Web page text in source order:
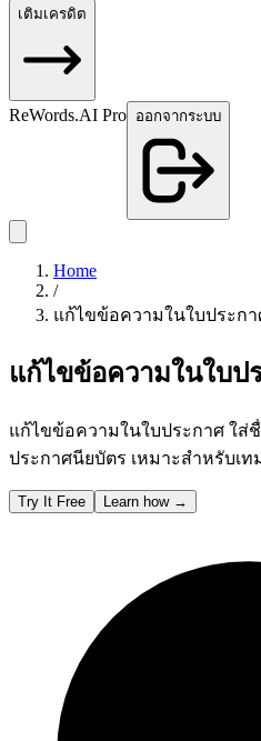
เติมเครดิต
ReWords.AI Pro ออกจากระบบ
Home
/
แก้ไขข้อความในใบประกา
แก้ไขข้อความในใบป
แก้ไขข้อความในใบประกาศ ใส่
ประกาศนียบัตร เหมาะสำหรับเท
Try It Free Learn how →